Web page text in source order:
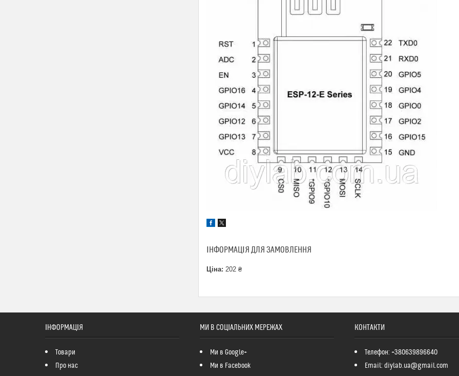
ІНФОРМАЦІЯ ДЛЯ ЗАМОВЛЕННЯ
Ціна: 202 ₴
ІНФОРМАЦІЯ
Товари
Про нас
МИ В СОЦІАЛЬНИХ МЕРЕЖАХ
Ми в Google+
Ми в Facebook
КОНТАКТИ
Телефон: +380639896640
Email: diylab.ua@gmail.com